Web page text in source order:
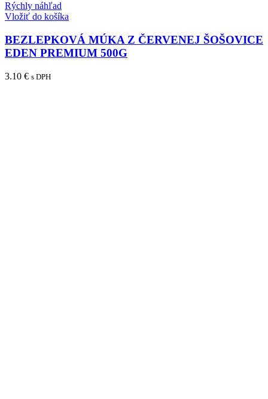
Rýchly náhľad
Vložiť do košíka
BEZLEPKOVÁ MÚKA Z ČERVENEJ ŠOŠOVICE
EDEN PREMIUM 500G
3.10 € s DPH